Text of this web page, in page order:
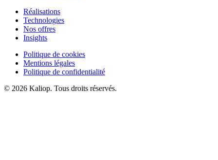
Réalisations
Technologies
Nos offres
Insights
Politique de cookies
Mentions légales
Politique de confidentialité
© 2026 Kaliop. Tous droits réservés.